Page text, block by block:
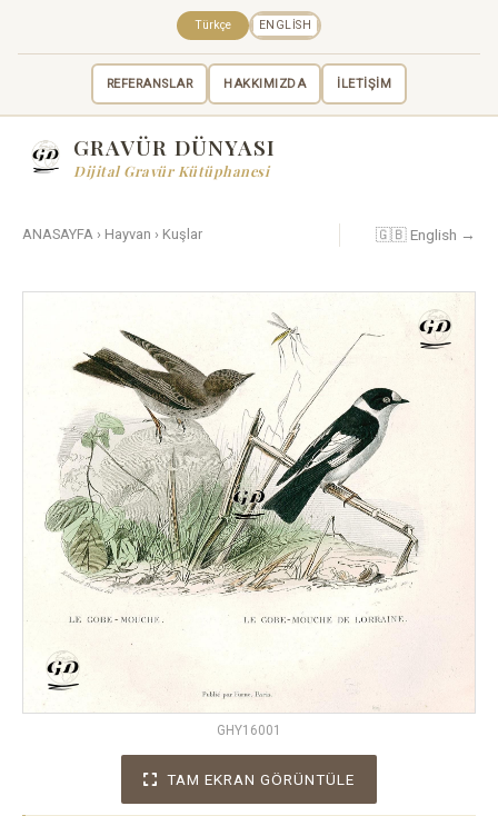
REFERANSLAR HAKKIMIZDA İLETİŞİM
Türkçe ENGLISH
GRAVÜR DÜNYASI
Dijital Gravür Kütüphanesi
ANASAYFA › Hayvan › Kuşlar 🇬🇧 English →
GHY16001
TAM EKRAN GÖRÜNTÜLE